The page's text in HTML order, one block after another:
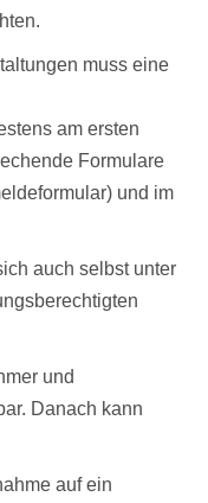
muss eine
am ersten
Formulare
und im
auch selbst unter
und
Danach kann
auf ein